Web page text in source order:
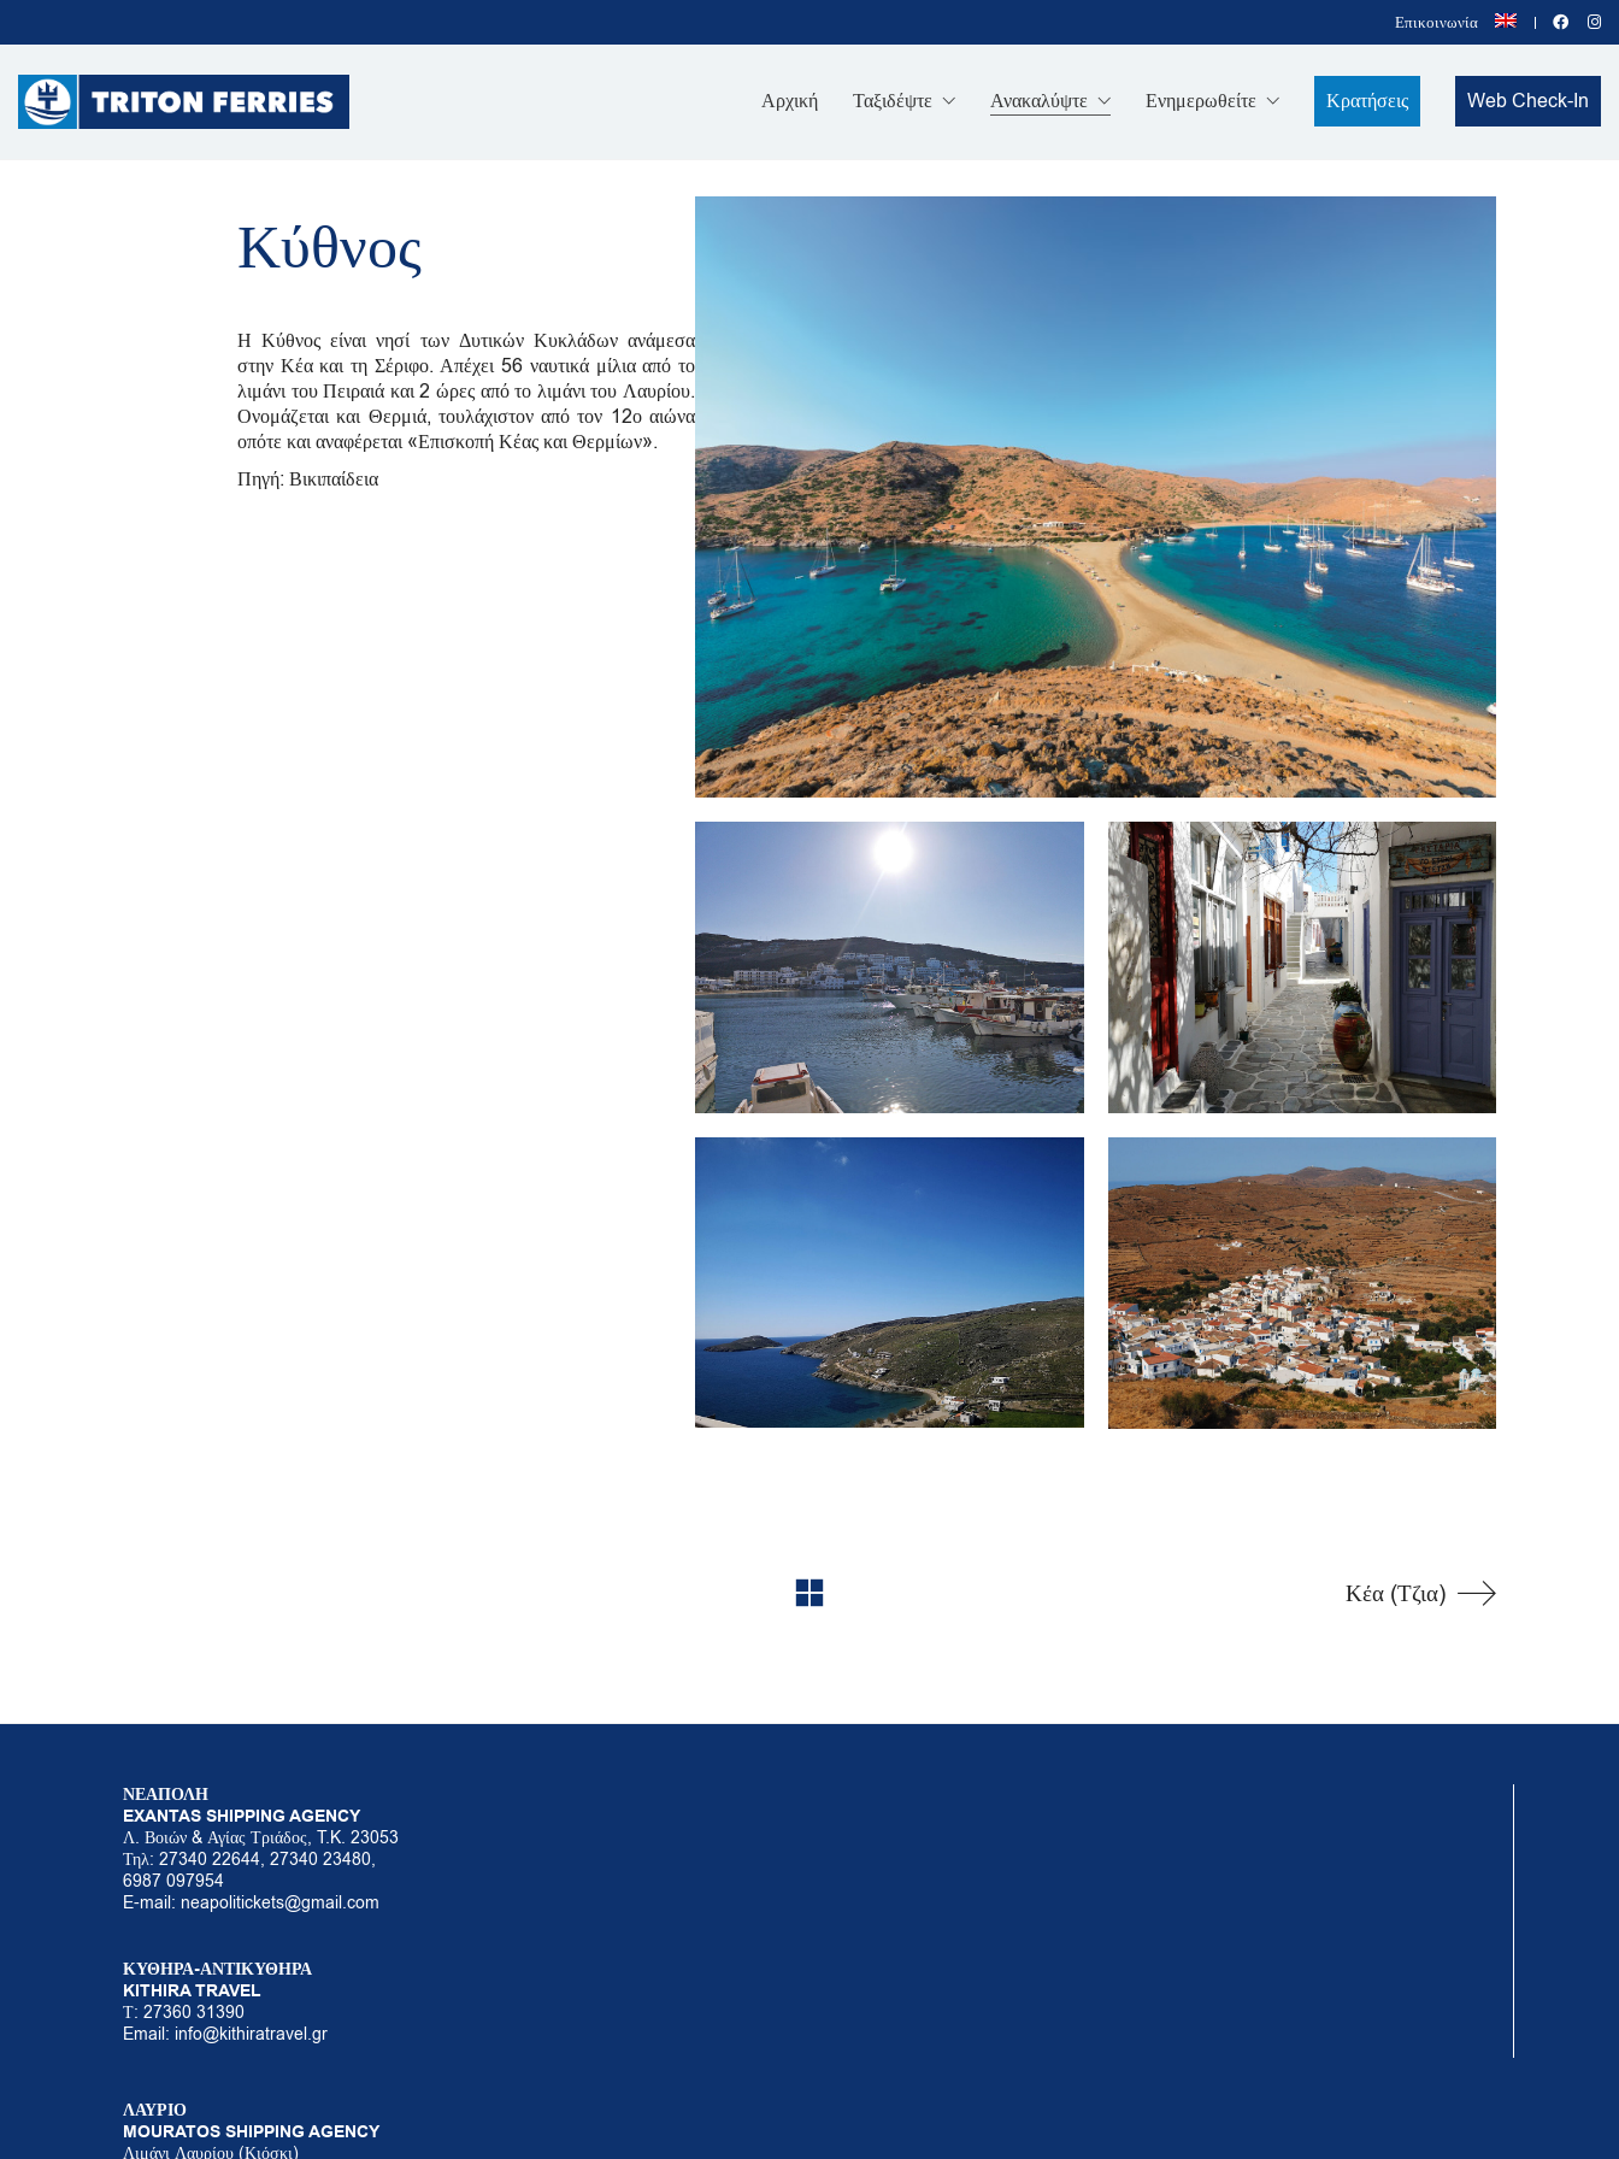
Επικοινωνία
Αρχική Ταξιδέψτε Ανακαλύψτε Ενημερωθείτε Κρατήσεις Web Check-In
Κύθνος
Η Κύθνος είναι νησί των Δυτικών Κυκλάδων ανάμεσα
στην Κέα και τη Σέριφο. Απέχει 56 ναυτικά μίλια από το
λιμάνι του Πειραιά και 2 ώρες από το λιμάνι του Λαυρίου.
Ονομάζεται και Θερμιά, τουλάχιστον από τον 12ο αιώνα
οπότε και αναφέρεται «Επισκοπή Κέας και Θερμίων».
Πηγή: Βικιπαίδεια
Κέα (Τζια)
ΝΕΑΠΟΛΗ
EXANTAS SHIPPING AGENCY
Λ. Βοιών & Αγίας Τριάδος, T.K. 23053
Τηλ: 27340 22644, 27340 23480,
6987 097954
E-mail: neapolitickets@gmail.com
ΚΥΘΗΡΑ-ΑΝΤΙΚΥΘΗΡΑ
KITHIRA TRAVEL
Τ: 27360 31390
Email: info@kithiratravel.gr
ΛΑΥΡΙΟ
MOURATOS SHIPPING AGENCY
Λιμάνι Λαυρίου (Κιόσκι)